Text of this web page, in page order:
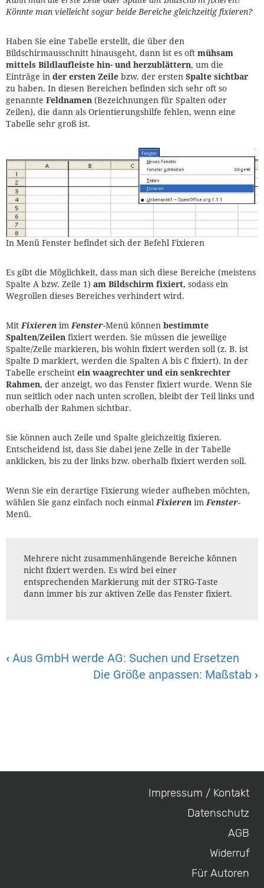
Könnte man vielleicht sogar beide Bereiche gleichzeitig fixieren?
Haben Sie eine Tabelle erstellt, die über den
Bildschirmausschnitt hinausgeht, dann ist es oft mühsam
mittels Bildlaufleiste hin- und herzublättern, um die
Einträge in der ersten Zeile bzw. der ersten Spalte sichtbar
zu haben. In diesen Bereichen befinden sich sehr oft so
genannte Feldnamen (Bezeichnungen für Spalten oder
Zeilen), die dann als Orientierungshilfe fehlen, wenn eine
Tabelle sehr groß ist.
In Menü Fenster befindet sich der Befehl Fixieren
Es gibt die Möglichkeit, dass man sich diese Bereiche (meistens
Spalte A bzw. Zeile 1) am Bildschirm fixiert, sodass ein
Wegrollen dieses Bereiches verhindert wird.
MitFixieren imFenster-Menü können bestimmte
Spalten/Zeilen fixiert werden. Sie müssen die jeweilige
Spalte/Zeile markieren, bis wohin fixiert werden soll (z. B. ist
Spalte D markiert, werden die Spalten A bis C fixiert). In der
Tabelle erscheint ein waagrechter und ein senkrechter
Rahmen, der anzeigt, wo das Fenster fixiert wurde. Wenn Sie
nun seitlich oder nach unten scrollen, bleibt der Teil links und
oberhalb der Rahmen sichtbar.
Sie können auch Zeile und Spalte gleichzeitig fixieren.
Entscheidend ist, dass Sie dabei jene Zelle in der Tabelle
anklicken, bis zu der links bzw. oberhalb fixiert werden soll.
Wenn Sie ein derartige Fixierung wieder aufheben möchten,
wählen Sie ganz einfach noch einmalFixieren imFenster-
Menü.
Mehrere nicht zusammenhängende Bereiche können
nicht fixiert werden. Es wird bei einer
entsprechenden Markierung mit der STRG-Taste
dann immer bis zur aktiven Zelle das Fenster fixiert.
‹ Aus GmbH werde AG: Suchen und Ersetzen
Die Größe anpassen: Maßstab ›
Impressum / Kontakt
Datenschutz
AGB
Widerruf
Für Autoren